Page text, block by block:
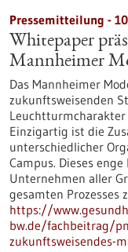
Pressemitteilung -
Whitepaper
Mannheimer
Das Mannheimer
zukunftsweisenden
Einzigartig ist die
unterschiedlicher
Campus. Dieses
Unternehmen aller
gesamten Prozesses
https://
bw.de/fachbeitrag/
zukunftsweisendes-